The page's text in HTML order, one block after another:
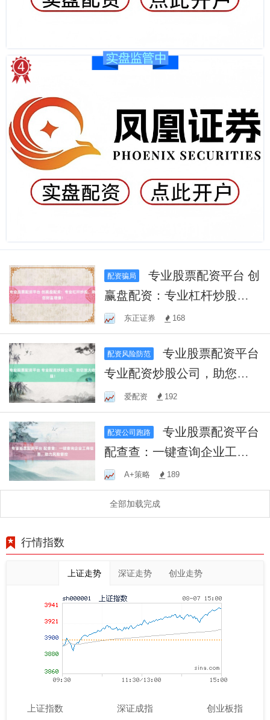
配资骗局
专业股票配资平台 创
赢盘配资：专业杠杆炒股，
助您财富增值！
东正证券 168
配资风险防范
专业股票配资平台
专业配资炒股公司，助您放
大收益！
爱配资 192
配资公司跑路
专业股票配资平台
配查查：一键查询企业工商
信息，助力风险管控
A+策略 189
全部加载完成
行情指数
上证走势 深证走势 创业走势
上证指数 深证成指 创业板指